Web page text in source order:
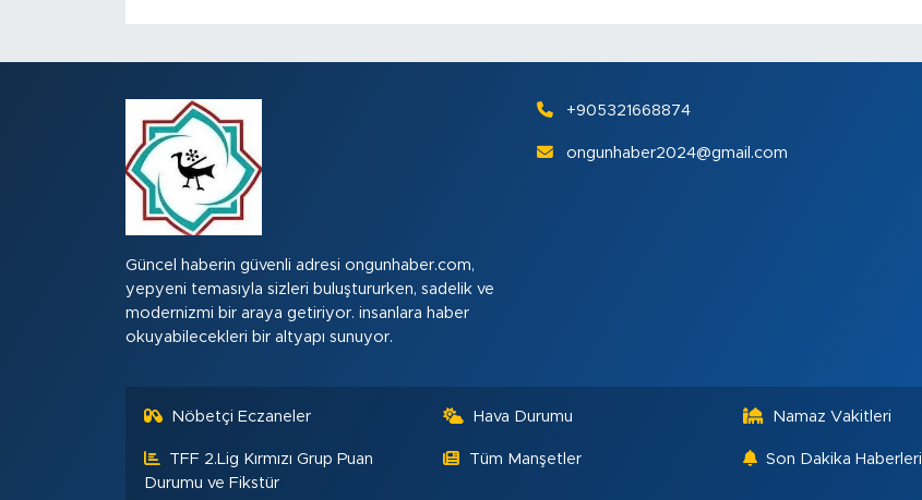
Güncel haberin güvenli adresi ongunhaber.com,
yepyeni temasıyla sizleri buluştururken, sadelik ve
modernizmi bir araya getiriyor. insanlara haber
okuyabilecekleri bir altyapı sunuyor.
+905321668874
ongunhaber2024@gmail.com
Nöbetçi Eczaneler Hava Durumu Namaz Vakitleri
TFF 2.Lig Kırmızı Grup Puan
Durumu ve Fikstür
Tüm Manşetler Son Dakika Haberleri